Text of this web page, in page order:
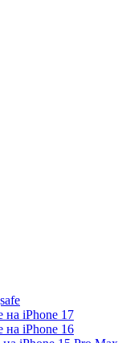
на iPhone 17
на iPhone 16